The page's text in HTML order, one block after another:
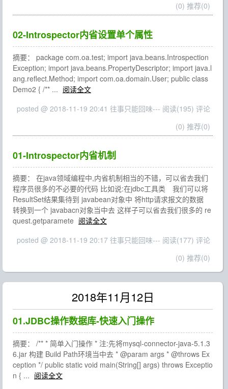
(0) 推荐(0)
02-Introspector内省设置单个属性
摘要： package com.oa.test; import java.beans.Introspection
Exception; import java.beans.PropertyDescriptor; import java.l
ang.reflect.Method; import com.oa.domain.User; public class
Demo2 { /** ... 阅读全文
posted @ 2018-11-19 20:41 往事只能回味--- 阅读(195) 评论
(0) 推荐(0)
01-Introspector内省机制
摘要： 在java领域编程中,内省机制相当的不错，可以省去我们
程序员很多的不必要的代码 比如说:在jdbc工具类 我们可以将
ResultSet结果集待到 javabean对象中 将http请求报文的数据
转换到一个 javabacn对象当中去 这样子可以省去我们很多的 re
quest.getparamete 阅读全文
posted @ 2018-11-19 20:17 往事只能回味--- 阅读(177) 评论
(0) 推荐(0)
2018年11月12日
01.JDBC操作数据库-快速入门操作
摘要： /** * 简单入门操作 * 注:先将mysql-connector-java-5.1.3
6.jar 构建 Build Path环境当中去 * @param args * @throws Ex
ception */ public static void main(String[] args) throws Exceptio
n { ... 阅读全文